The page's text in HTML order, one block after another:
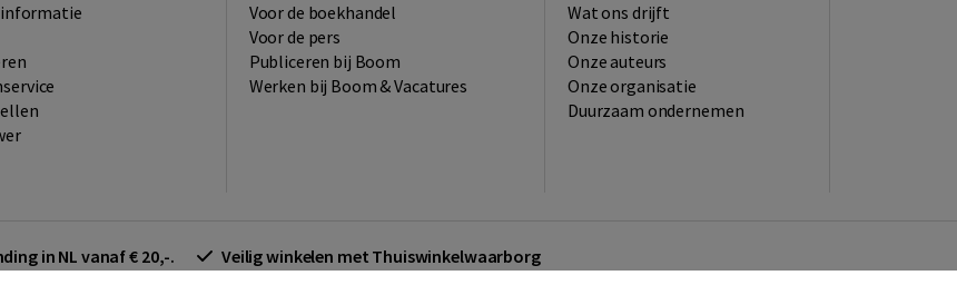
informatie
Voor de boekhandel
Voor de pers
Publiceren bij Boom
Werken bij Boom & Vacatures
Wat ons drijft
Onze historie
Onze auteurs
Onze organisatie
Duurzaam ondernemen
in NL vanaf € 20,-. Veilig winkelen met Thuiswinkelwaarborg